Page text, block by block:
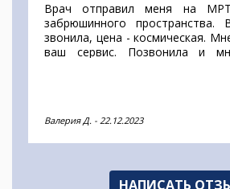
Врач отправил меня на
забрюшинного пространства.
звонила, цена - космическая.
ваш сервис. Позвонила и
Повезло, что смогли найти
Валерия Д. - 22.12.2023
НАПИСАТЬ